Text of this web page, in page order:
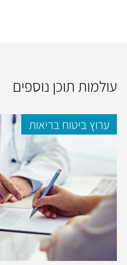
עולמות תוכן נוספים
ערוץ ביטוח בריאות